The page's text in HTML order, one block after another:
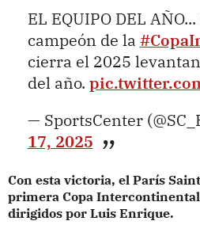
EL EQUIPO DEL
campeón de la
cierra el 2025
del año.
— SportsCenter
17, 2025
Con esta victoria, el París
primera Copa
dirigidos por Luis Enrique.